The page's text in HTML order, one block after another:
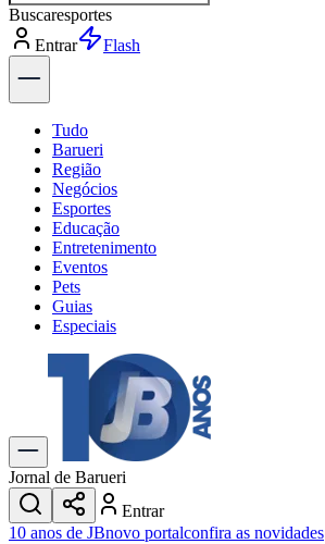
Buscarpolítica
Entrar
Explorar
Tudo
Barueri
Região
Negócios
Esportes
Educação
Entretenimento
Eventos
Pets
Guias
Especiais
Explore Tudo
Últimas Notícias
Previsão do Tempo
Trânsito e Rotas
Dia a Dia & Lazer
Transportes
Gastronomia
Cinema & Shows
Jornal de Barueri
Entrar
10 anos de JBnovo portalconfira as novidades